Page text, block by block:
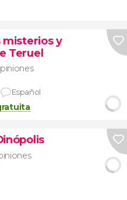
misterios y
Teruel
Español